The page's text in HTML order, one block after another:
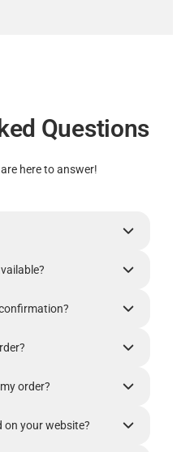
Questions
here to answer!
order?
on your website?